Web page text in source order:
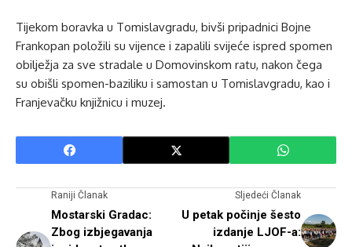
Tijekom boravka u Tomislavgradu, bivši pripadnici Bojne
Frankopan položili su vijence i zapalili svijeće ispred spomen
obilježja za sve stradale u Domovinskom ratu, nakon čega
su obišli spomen-baziliku i samostan u Tomislavgradu, kao i
Franjevačku knjižnicu i muzej.
Raniji Članak
Mostarski Gradac:
Zbog izbjegavanja
Sljedeći Članak
U petak počinje šesto
izdanje LJOF-a: